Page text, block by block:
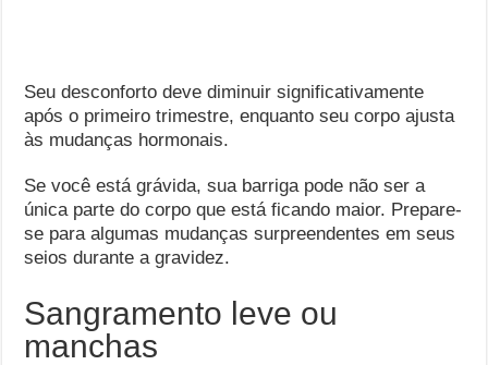
Seu desconforto deve diminuir significativamente
após o primeiro trimestre, enquanto seu corpo ajusta
às mudanças hormonais.
Se você está grávida, sua barriga pode não ser a
única parte do corpo que está ficando maior. Prepare-
se para algumas mudanças surpreendentes em seus
seios durante a gravidez.
Sangramento leve ou
manchas